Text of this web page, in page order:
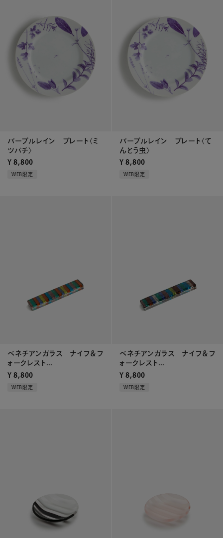
パープルレイン プレート〈ミ
ツバチ〉
¥ 8,800
WEB限定
パープルレイン プレート〈て
んとう虫〉
¥ 8,800
WEB限定
ベネチアンガラス ナイフ＆フ
ォークレスト...
¥ 8,800
WEB限定
ベネチアンガラス ナイフ＆フ
ォークレスト...
¥ 8,800
WEB限定